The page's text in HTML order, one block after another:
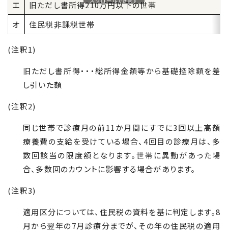
エ 旧ただし書所得210万円以下の世帯
オ
住民税非課税世帯
(注釈1)
旧ただし書所得・・・総所得金額等から基礎控除額を差
し引いた額
(注釈2)
同じ世帯で診療月の前11 か月間にすでに3回以上高額
療養費の支給を受けている場合、 4回目の診療月は、多
数回該当の限度額となります。世帯に異動があった場
合、多数回のカウントに影響する場合があります。
(注釈3)
適用区分については、住民税の資料を基に判定します。8
月から翌年の7月診療分までが、その年の住民税の適用